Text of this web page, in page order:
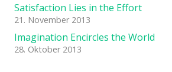
Satisfaction Lies in the Effort
21. November 2013
Imagination Encircles the World
28. Oktober 2013